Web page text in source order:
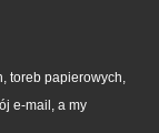
toreb papierowych,
e-mail, a my